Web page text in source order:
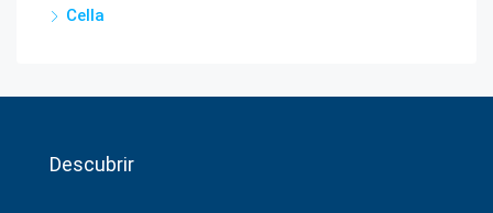
Cella
Descubrir